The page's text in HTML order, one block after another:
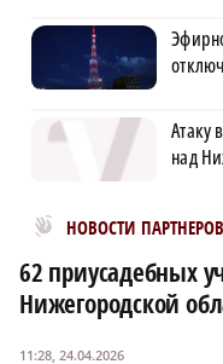
Атаку
над
НОВОСТИ ПАРТНЕРОВ
Новости МирТесен
62 приусадебных
Нижегородской
11:28, 24.04.2026